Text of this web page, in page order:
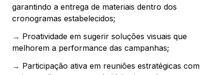
garantindo a entrega de materiais dentro dos
cronogramas estabelecidos;
→ Proatividade em sugerir soluções visuais que
melhorem a performance das campanhas;
→ Participação ativa em reuniões estratégicas com